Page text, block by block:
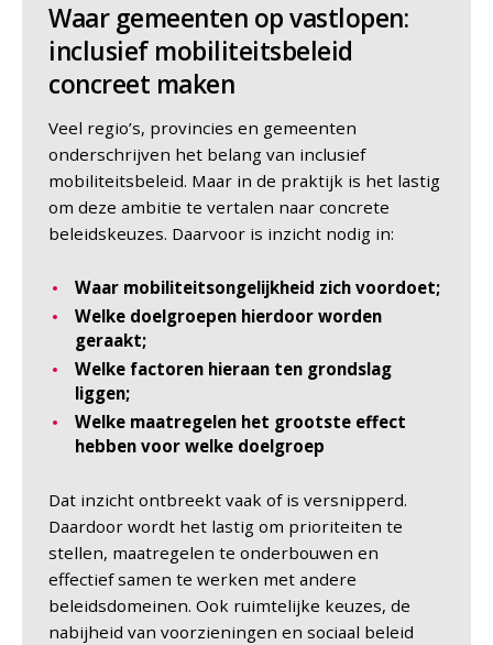
Waar gemeenten op vastlopen:
inclusief mobiliteitsbeleid
concreet maken
Veel regio’s, provincies en gemeenten
onderschrijven het belang van inclusief
mobiliteitsbeleid. Maar in de praktijk is het lastig
om deze ambitie te vertalen naar concrete
beleidskeuzes. Daarvoor is inzicht nodig in:
Waar mobiliteitsongelijkheid zich voordoet;
Welke doelgroepen hierdoor worden
geraakt;
Welke factoren hieraan ten grondslag
liggen;
Welke maatregelen het grootste effect
hebben voor welke doelgroep
Dat inzicht ontbreekt vaak of is versnipperd.
Daardoor wordt het lastig om prioriteiten te
stellen, maatregelen te onderbouwen en
effectief samen te werken met andere
beleidsdomeinen. Ook ruimtelijke keuzes, de
nabijheid van voorzieningen en sociaal beleid